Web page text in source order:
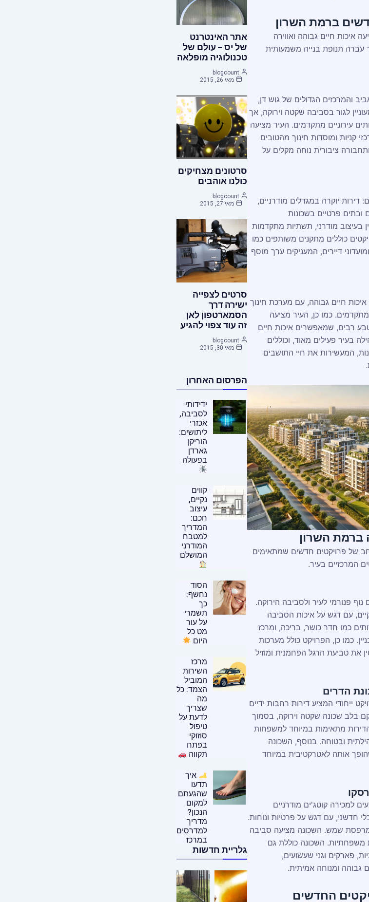
ברמת השרון
חיים גבוהה ואווירה
עברה תנופת בנייה משמעותית
והמרכזים הגדולים של גוש דן,
לגור בסביבה שקטה וירוקה, אך
עירוניים מתקדמים. העיר מציעה
קניות ומוסדות חינוך מהטובים
ציבורית נוחה מקלים על
דירות יוקרה במגדלים מודרניים,
ובתים פרטיים בשכונות
בעיצוב מודרני, תשתיות מתקדמות
כוללים מתקנים משותפים כמו
דיירים, המעניקים ערך מוסף
חיים גבוהה, עם מערכת חינוך
מתקדמים. כמו כן, העיר מציעה
רבים, שמאפשרים איכות חיים
בעיר פעילים מאוד, וכוללים
המעשירות את חיי התושבים
ברמת השרון
של פרויקטים חדשים שמתאימים
המרכזיים בעיר.
פנורמי לעיר ולסביבה הירוקה.
עם דגש על איכות הסביבה
כמו חדר כושר, בריכה, ומרכז
כמו כן, הפרויקט כולל מערכות
את טביעת הרגל הפחמנית ומוזיל
הדרים
ייחודי המציע דירות רחבות ידיים
בלב שכונה שקטה וירוקה, בסמוך
מתאימות במיוחד למשפחות
ובטוחה. בנוסף, השכונה
אותה לאטרקטיבית במיוחד
למכירה קוטג'ים מודרניים
חדשני, עם דגש על פרטיות ונוחות.
שמש. השכונה מציעה סביבה
משפחתיות. השכונה כוללת גם
פארקים וגני שעשועים,
גבוהה ומנוחה אמיתית.
החדשים
אתר האינטרנט
של יס – עולם של
טכנולוגיה מופלאה
blogcount
מאי 26, 2015
סרטונים מצחיקים
כולנו אוהבים
blogcount
מאי 27, 2015
סרטים לצפייה
ישירה דרך
הסמארטפון לאן
זה עוד צפוי להגיע
blogcount
מאי 30, 2015
הפרסום האחרון
ידידותי
לסביבה,
אכזרי
ליתושים:
הוריקן
גארדן
בפעולה
קווים
נקיים,
עיצוב
חכם:
המדריך
למטבח
המודרני
המושלם
הסוד
נחשף:
כך
תשמרי
על עור
מט כל
היום
מרכז
השירות
המוביל
הצמד: כל
מה
שצריך
לדעת על
טיפול
סוזוקי
בפתח
תקווה
איך
תדעו
שהגעתם
למקום
הנכון?
מדריך
למדרסים
במרכז
גלריית חדשות